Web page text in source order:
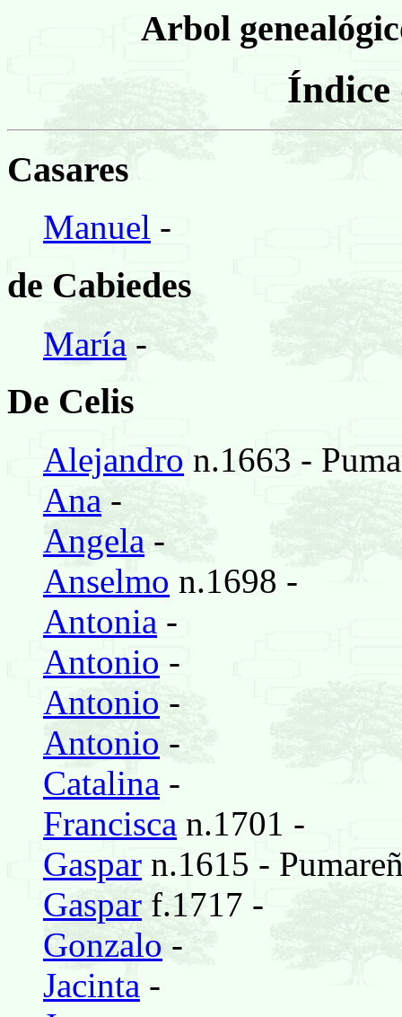
Arbol
Índice
Casares
Manuel -
de Cabiedes
María -
De Celis
Alejandro n.1663 -
Ana -
Angela -
Anselmo n.1698 -
Antonia -
Antonio -
Antonio-
Antonio -
Catalina -
Francisca n.1701 -
Gaspar n.1615 -
Gaspar f.1717 -
Gonzalo -
Jacinta -